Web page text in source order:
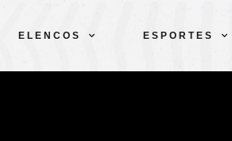
ELENCOS ESPORTES